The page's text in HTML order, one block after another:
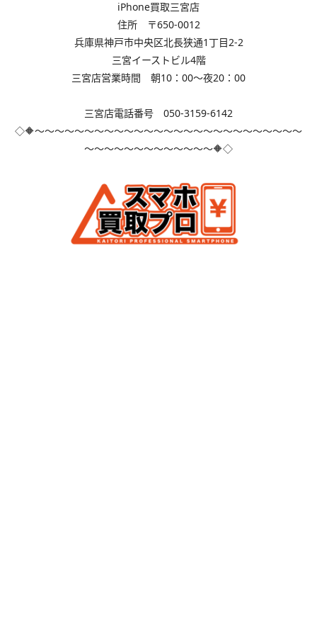
iPhone買取三宮店
住所 〒650-0012
兵庫県神戸市中央区北長狭通1丁目2-2
三宮イーストビル4階
三宮店営業時間 朝10：00～夜20：00
三宮店電話番号 050-3159-6142
◇🔶～～～～～～～～～～～～～～～～～～～～～～～～～～～
～～～～～～～～～～～～～🔶◇